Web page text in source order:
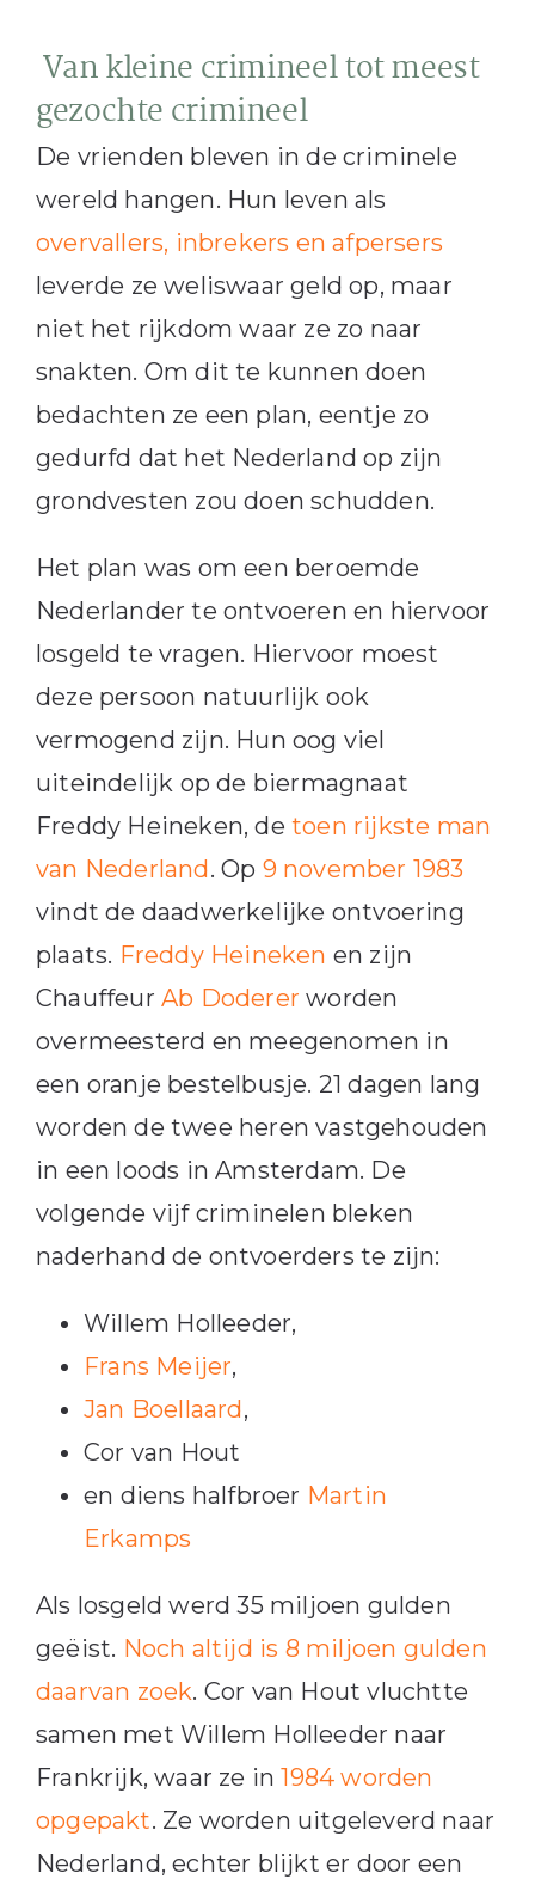
Van kleine crimineel tot meest
gezochte crimineel
De vrienden bleven in de criminele
wereld hangen. Hun leven als
overvallers, inbrekers en afpersers
leverde ze weliswaar geld op, maar
niet het rijkdom waar ze zo naar
snakten. Om dit te kunnen doen
bedachten ze een plan, eentje zo
gedurfd dat het Nederland op zijn
grondvesten zou doen schudden.
Het plan was om een beroemde
Nederlander te ontvoeren en hiervoor
losgeld te vragen. Hiervoor moest
deze persoon natuurlijk ook
vermogend zijn. Hun oog viel
uiteindelijk op de biermagnaat
Freddy Heineken, de toen rijkste man
van Nederland. Op 9 november 1983
vindt de daadwerkelijke ontvoering
plaats. Freddy Heineken en zijn
Chauffeur Ab Doderer worden
overmeesterd en meegenomen in
een oranje bestelbusje. 21 dagen lang
worden de twee heren vastgehouden
in een loods in Amsterdam. De
volgende vijf criminelen bleken
naderhand de ontvoerders te zijn:
Willem Holleeder,
Frans Meijer,
Jan Boellaard,
Cor van Hout
en diens halfbroer Martin
Erkamps
Als losgeld werd 35 miljoen gulden
geëist. Noch altijd is 8 miljoen gulden
daarvan zoek. Cor van Hout vluchtte
samen met Willem Holleeder naar
Frankrijk, waar ze in1984 worden
opgepakt. Ze worden uitgeleverd naar
Nederland, echter blijkt er door een